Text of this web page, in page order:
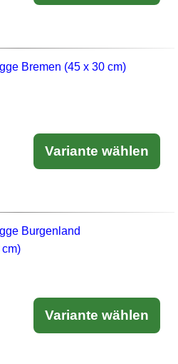
Bremen (45 x 30 cm)
Variante wählen
Burgenland
cm)
Variante wählen